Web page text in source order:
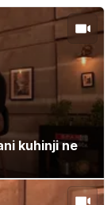
kuhinji ne